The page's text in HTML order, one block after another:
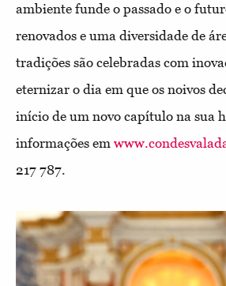
ambiente funde o passado e o
renovados e uma diversidade de
tradições são celebradas com
eternizar o dia em que os noivos
início de um novo capítulo na sua
informações em
217 787.